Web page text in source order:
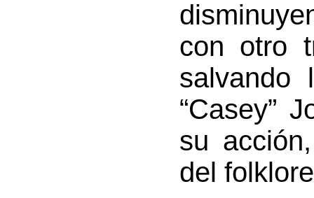
con otro
salvando
“Casey”
su
del